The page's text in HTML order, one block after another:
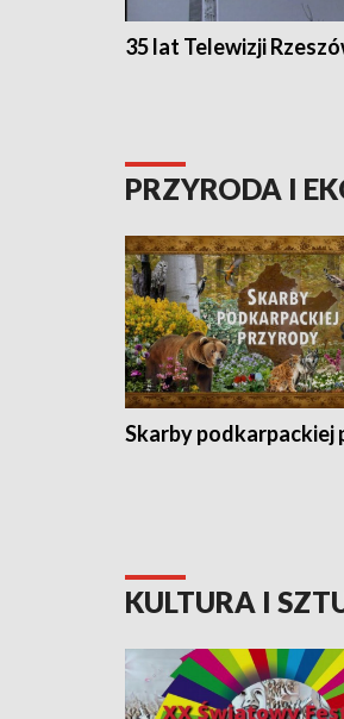
35 lat Telewizji
PRZYRODA I
Skarby podkarpackiej
KULTURA I